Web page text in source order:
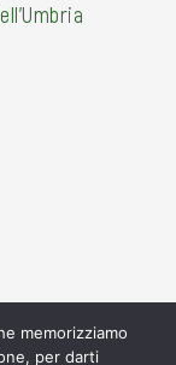
memorizziamo
per darti